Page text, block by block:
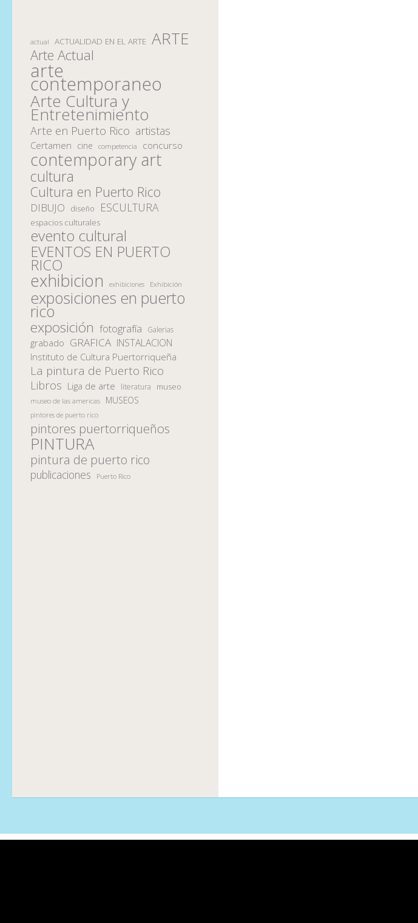
actual ACTUALIDAD EN EL ARTE ARTE
Arte Actual
arte
contemporaneo
Arte Cultura y
Entretenimiento
Arte en Puerto Rico artistas
Certamen cine competencia concurso
contemporary art
cultura
Cultura en Puerto Rico
DIBUJO diseño ESCULTURA
espacios culturales
evento cultural
EVENTOS EN PUERTO
RICO
exhibicion exhibiciones Exhibición
exposiciones en puerto
rico
exposición fotografía Galerias
grabado GRAFICA INSTALACION
Instituto de Cultura Puertorriqueña
La pintura de Puerto Rico
Libros Liga de arte literatura museo
museo de las americas MUSEOS
pintores de puerto rico
pintores puertorriqueños
PINTURA
pintura de puerto rico
publicaciones Puerto Rico